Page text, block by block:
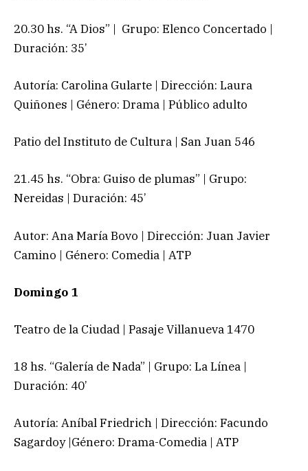
20.30 hs. “A Dios” | Grupo: Elenco Concertado |
Duración: 35’
Autoría: Carolina Gularte | Dirección: Laura
Quiñones | Género: Drama | Público adulto
Patio del Instituto de Cultura | San Juan 546
21.45 hs. “Obra: Guiso de plumas” | Grupo:
Nereidas | Duración: 45’
Autor: Ana María Bovo | Dirección: Juan Javier
Camino | Género: Comedia | ATP
Domingo 1
Teatro de la Ciudad | Pasaje Villanueva 1470
18 hs. “Galería de Nada” | Grupo: La Línea |
Duración: 40’
Autoría: Aníbal Friedrich | Dirección: Facundo
Sagardoy |Género: Drama-Comedia | ATP